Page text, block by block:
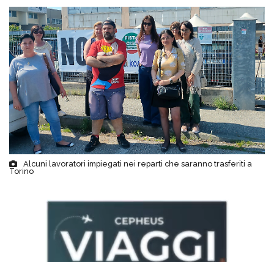
Alcuni lavoratori impiegati nei reparti che saranno trasferiti a
Torino